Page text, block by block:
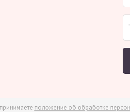
положение об обработке